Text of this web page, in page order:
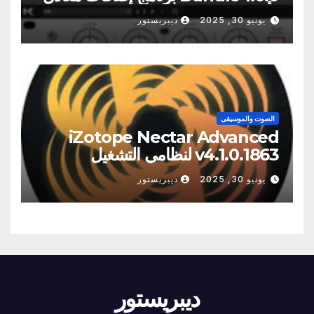
الأنبوب عالي الجودة
يونيو 30, 2025 ديبريستور
الصوت والموسيقى
iZotope Nectar Advanced
v4.1.0.1863 لنظامي التشغيل
Windows/Macos
يونيو 30, 2025 ديبريستور
ديبريستور